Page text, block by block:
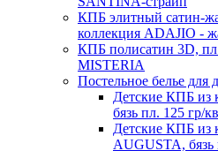
КПБ элитный сатин-
коллекция ADAJIO -
КПБ полисатин 3D,
MISTERIA
Постельное белье для
Детские КПБ из
бязь пл. 125 гр/
Детские КПБ из
AUGUSTA, бязь